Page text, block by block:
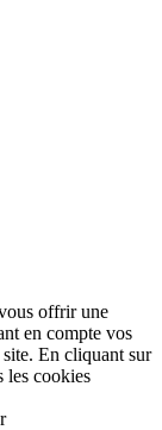
offrir une
en compte vos
En cliquant sur
les cookies